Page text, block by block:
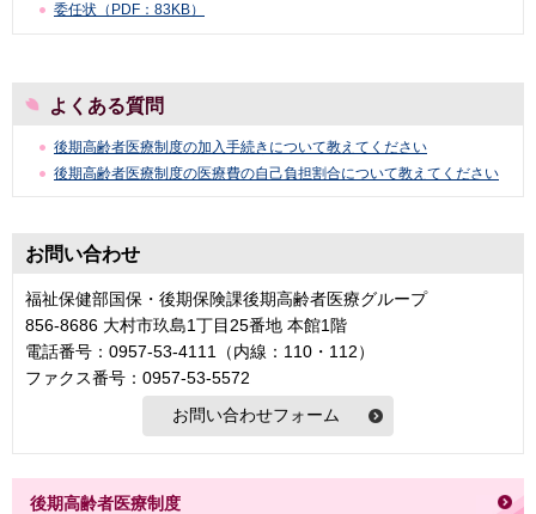
委任状（PDF：83KB）
よくある質問
後期高齢者医療制度の加入手続きについて教えてください
後期高齢者医療制度の医療費の自己負担割合について教えてください
お問い合わせ
福祉保健部国保・後期保険課後期高齢者医療グループ
856-8686 大村市玖島1丁目25番地 本館1階
電話番号：0957-53-4111（内線：110・112）
ファクス番号：0957-53-5572
後期高齢者医療制度